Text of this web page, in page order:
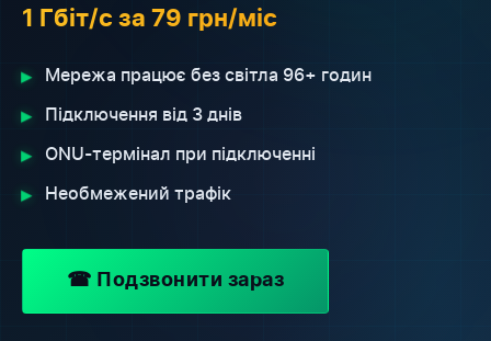
1 Гбіт/с за 79 грн/міс
▸ Мережа працює без світла 96+ годин
▸ Підключення від 3 днів
▸ ONU-термінал при підключенні
▸ Необмежений трафік
☎ Подзвонити зараз